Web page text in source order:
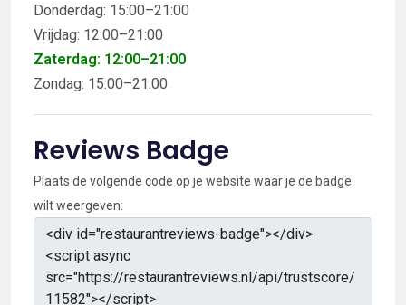
Donderdag: 15:00–21:00
Vrijdag: 12:00–21:00
Zaterdag: 12:00–21:00
Zondag: 15:00–21:00
Reviews Badge
Plaats de volgende code op je website waar je de badge
wilt weergeven: